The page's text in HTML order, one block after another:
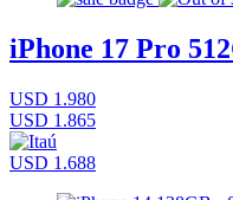
iPhone 17 Pro
USD 1.980
USD 1.865
USD 1.688